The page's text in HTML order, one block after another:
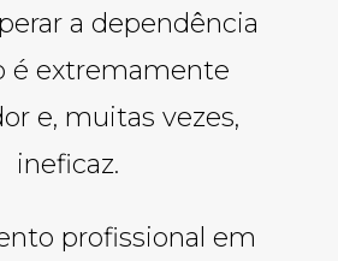
a dependência
é extremamente
e, muitas vezes,
ineficaz.
profissional em